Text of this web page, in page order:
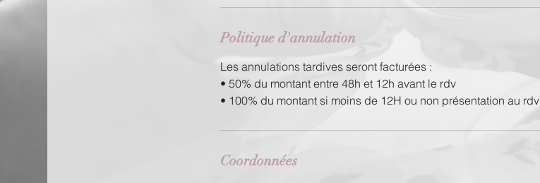
Politique d'annulation
Les annulations tardives seront facturées :
• 50% du montant entre 48h et 12h avant le rdv
• 100% du montant si moins de 12H ou non présentation au rdv
Coordonnées